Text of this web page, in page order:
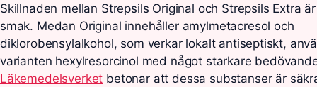
Skillnaden mellan Strepsils Original och Strepsils Extra
smak. Medan Original innehåller amylmetacresol och
diklorobensylalkohol, som verkar lokalt antiseptiskt,
varianten hexylresorcinol med något starkare
Läkemedelsverket betonar att dessa substanser är